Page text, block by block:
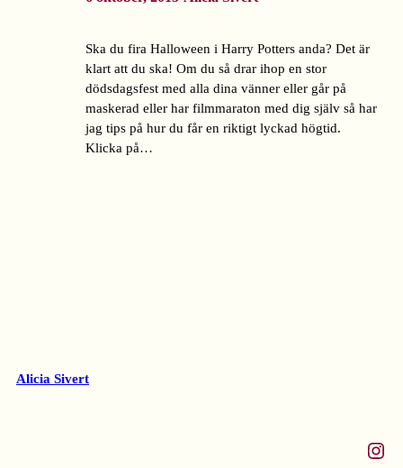
Ska du fira Halloween i Harry Potters anda? Det är
klart att du ska! Om du så drar ihop en stor
dödsdagsfest med alla dina vänner eller går på
maskerad eller har filmmaraton med dig själv så har
jag tips på hur du får en riktigt lyckad högtid.
Klicka på…
Alicia Sivert
Instagram